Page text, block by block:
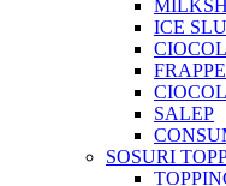
ICE
FRAPPE
SALEP
SOSURI